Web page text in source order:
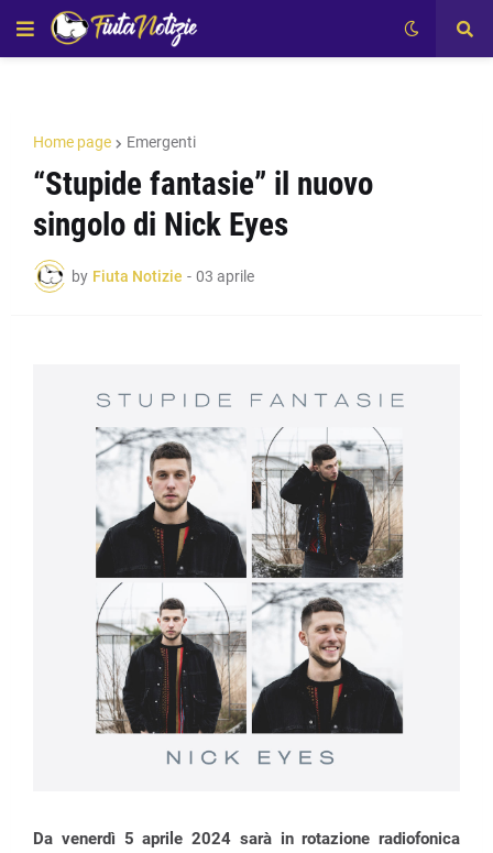
Home page Emergenti
“Stupide fantasie” il nuovo
singolo di Nick Eyes
by Fiuta Notizie - 03 aprile
Da venerdì 5 aprile 2024 sarà in rotazione radiofonica